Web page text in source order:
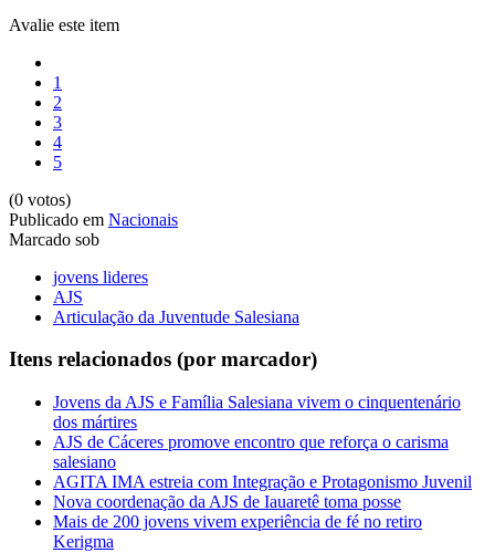
Avalie este item
1
2
3
4
5
(0 votos)
Publicado em Nacionais
Marcado sob
jovens lideres
AJS
Articulação da Juventude Salesiana
Itens relacionados (por marcador)
Jovens da AJS e Família Salesiana vivem o cinquentenário
dos mártires
AJS de Cáceres promove encontro que reforça o carisma
salesiano
AGITA IMA estreia com Integração e Protagonismo Juvenil
Nova coordenação da AJS de Iauaretê toma posse
Mais de 200 jovens vivem experiência de fé no retiro
Kerigma